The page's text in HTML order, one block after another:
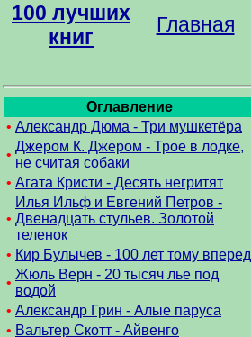
100 лучших
книг
Главная
Оглавление
• Александр Дюма - Три мушкетёра
•
Джером К. Джером - Трое в лодке,
не считая собаки
• Агата Кристи - Десять негритят
•
Илья Ильф и Евгений Петров -
Двенадцать стульев. Золотой
теленок
• Кир Булычев - 100 лет тому вперед
•
Жюль Верн - 20 тысяч лье под
водой
• Александр Грин - Алые паруса
• Вальтер Скотт - Айвенго